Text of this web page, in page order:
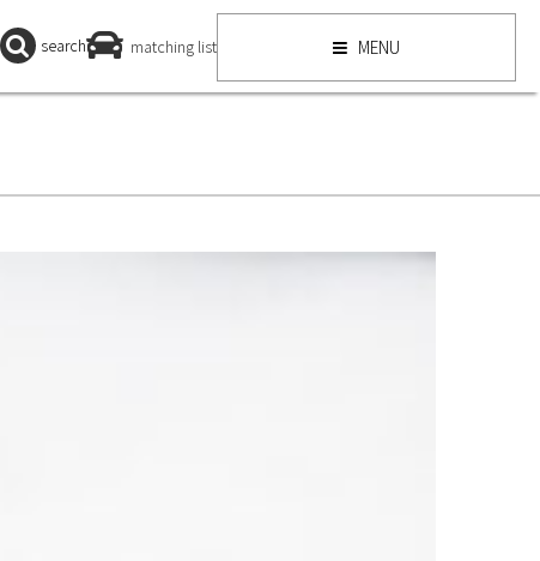
search matching list MENU